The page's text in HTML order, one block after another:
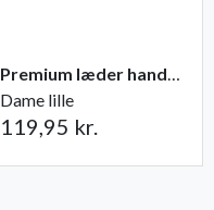
Premium læder handske Flutter
Dame lille
119,95 kr.